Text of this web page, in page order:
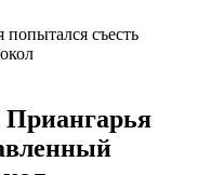
Приангарья